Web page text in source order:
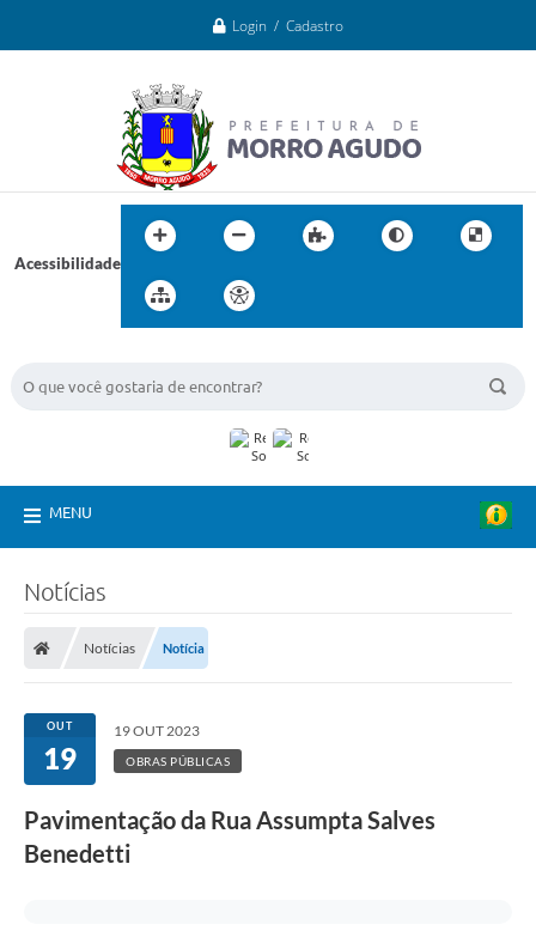
Login / Cadastro
Acessibilidade
MENU
Notícias
Notícias Notícia
OUT
19
19 OUT 2023
OBRAS PÚBLICAS
Pavimentação da Rua Assumpta Salves
Benedetti